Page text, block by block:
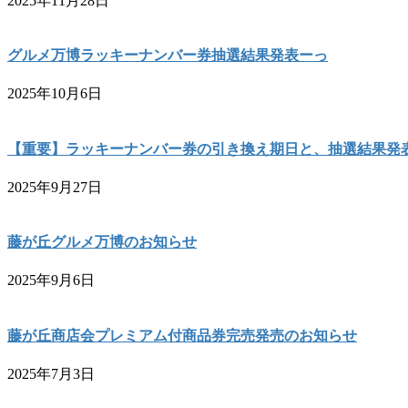
グルメ万博ラッキーナンバー券抽選結果発表ーっ
2025年10月6日
【重要】ラッキーナンバー券の引き換え期日と、抽選結果発
2025年9月27日
藤が丘グルメ万博のお知らせ
2025年9月6日
藤が丘商店会プレミアム付商品券完売発売のお知らせ
2025年7月3日